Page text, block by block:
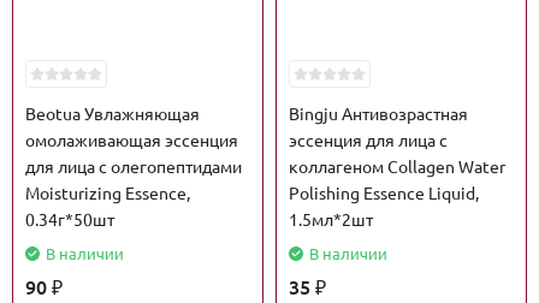
Beotua Увлажняющая
омолаживающая эссенция
для лица с олегопептидами
Moisturizing Essence,
0.34г*50шт
В наличии
90 ₽
Bingju Антивозрастная
эссенция для лица с
коллагеном Collagen Water
Polishing Essence Liquid,
1.5мл*2шт
В наличии
35 ₽